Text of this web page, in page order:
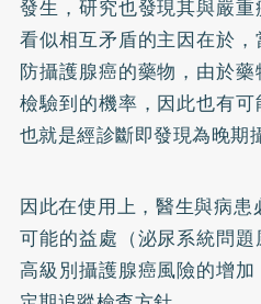
發生，研究也發現其與嚴
看似相互矛盾的主因在於
防攝護腺癌的藥物，由於
檢驗到的機率，因此也有
也就是經診斷即發現為晚期
因此在使用上，醫生與病
可能的益處（泌尿系統問
高級別攝護腺癌風險的增